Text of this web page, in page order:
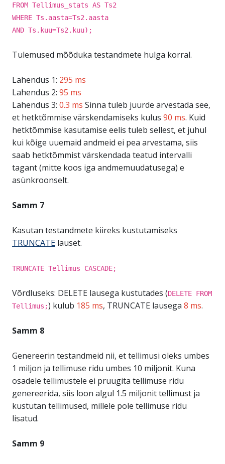
FROM Tellimus_stats AS Ts2
WHERE Ts.aasta=Ts2.aasta
AND Ts.kuu=Ts2.kuu);
Tulemused mõõduka testandmete hulga korral.
Lahendus 1: 295 ms
Lahendus 2: 95 ms
Lahendus 3: 0.3 ms Sinna tuleb juurde arvestada see,
et hetktõmmise värskendamiseks kulus 90 ms. Kuid
hetktõmmise kasutamise eelis tuleb sellest, et juhul
kui kõige uuemaid andmeid ei pea arvestama, siis
saab hetktõmmist värskendada teatud intervalli
tagant (mitte koos iga andmemuudatusega) e
asünkroonselt.
Samm 7
Kasutan testandmete kiireks kustutamiseks
TRUNCATE lauset.
TRUNCATE Tellimus CASCADE;
Võrdluseks: DELETE lausega kustutades (DELETE FROM
Tellimus;) kulub 185 ms, TRUNCATE lausega 8 ms.
Samm 8
Genereerin testandmeid nii, et tellimusi oleks umbes
1 miljon ja tellimuse ridu umbes 10 miljonit. Kuna
osadele tellimustele ei pruugita tellimuse ridu
genereerida, siis loon algul 1.5 miljonit tellimust ja
kustutan tellimused, millele pole tellimuse ridu
lisatud.
Samm 9